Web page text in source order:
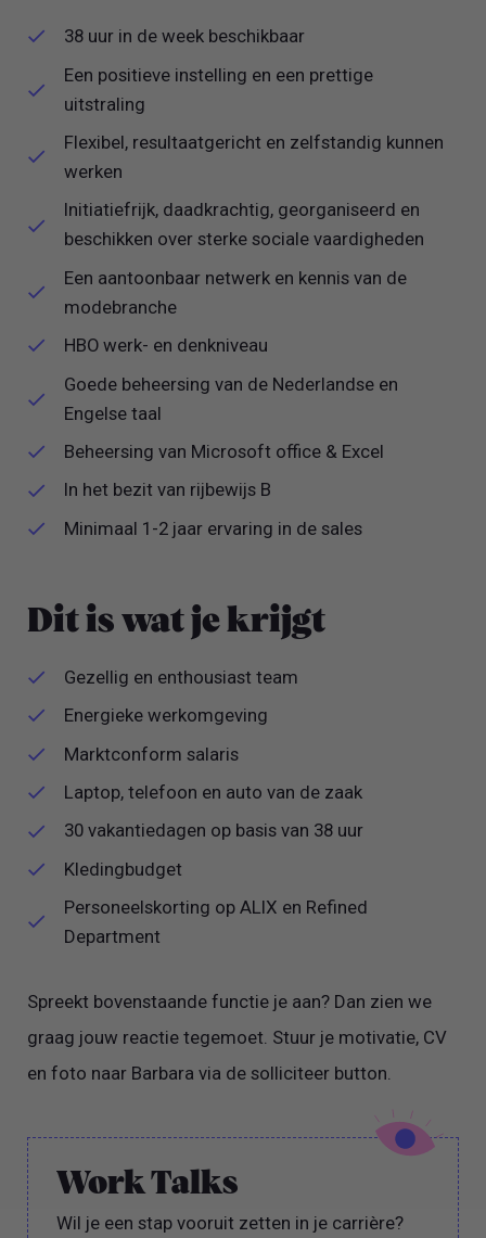
38 uur in de week beschikbaar
Een positieve instelling en een prettige
uitstraling
Flexibel, resultaatgericht en zelfstandig kunnen
werken
Initiatiefrijk, daadkrachtig, georganiseerd en
beschikken over sterke sociale vaardigheden
Een aantoonbaar netwerk en kennis van de
modebranche
HBO werk- en denkniveau
Goede beheersing van de Nederlandse en
Engelse taal
Beheersing van Microsoft office & Excel
In het bezit van rijbewijs B
Minimaal 1-2 jaar ervaring in de sales
Dit is wat je krijgt
Gezellig en enthousiast team
Energieke werkomgeving
Marktconform salaris
Laptop, telefoon en auto van de zaak
30 vakantiedagen op basis van 38 uur
Kledingbudget
Personeelskorting op ALIX en Refined
Department
Spreekt bovenstaande functie je aan? Dan zien we
graag jouw reactie tegemoet. Stuur je motivatie, CV
en foto naar Barbara via de solliciteer button.
Work Talks
Wil je een stap vooruit zetten in je carrière?